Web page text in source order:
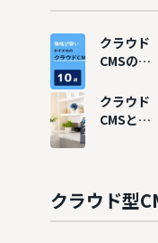
クラウド
CMSの費
価格が安
いおすす
クラウド
CMSと
や選び方
を解説
クラウド型